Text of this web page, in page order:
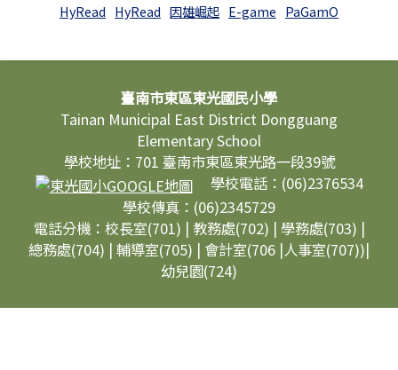
HyRead HyRead 因雄崛起 E-game PaGamO
頁尾區域內容臺南市東區東光國民小學
Tainan Municipal East District Dongguang
Elementary School
學校地址：701 臺南市東區東光路一段39號
學校電話：(06)2376534
學校傳真：(06)2345729
電話分機：校長室(701) | 教務處(702) | 學務處(703) |
總務處(704) | 輔導室(705) | 會計室(706 |人事室(707))|
幼兒園(724)